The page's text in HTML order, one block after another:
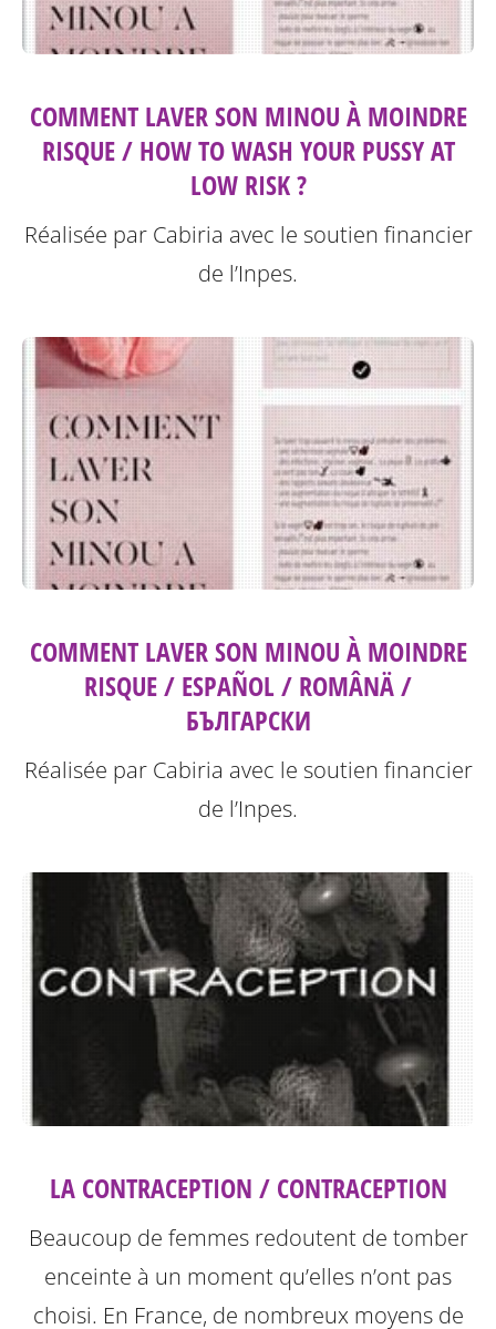
COMMENT LAVER SON MINOU À MOINDRE
RISQUE / HOW TO WASH YOUR PUSSY AT
LOW RISK ?
Réalisée par Cabiria avec le soutien financier
de l’Inpes.
COMMENT LAVER SON MINOU À MOINDRE
RISQUE / ESPAÑOL / ROMÂNÄ /
БЪЛГАРСКИ
Réalisée par Cabiria avec le soutien financier
de l’Inpes.
LA CONTRACEPTION / CONTRACEPTION
Beaucoup de femmes redoutent de tomber
enceinte à un moment qu’elles n’ont pas
choisi. En France, de nombreux moyens de